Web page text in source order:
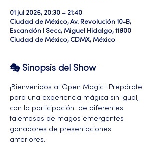
01 jul 2025, 20:30 – 21:40
Ciudad de México, Av. Revolución 10-B,
Escandón I Secc, Miguel Hidalgo, 11800
Ciudad de México, CDMX, México
🎭 Sinopsis del Show
¡Bienvenidos al Open Magic ! Prepárate
para una experiencia mágica sin igual,
con la participación  de diferentes
talentosos de magos emergentes
ganadores de presentaciones
anteriores.